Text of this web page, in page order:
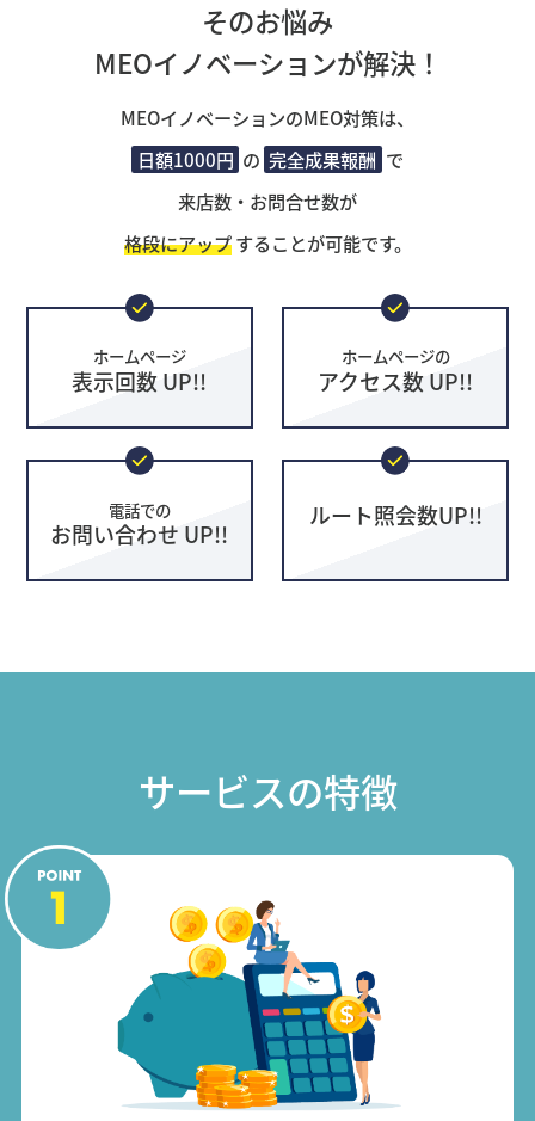
そのお悩み
MEOイノベーションが解決！
MEOイノベーションのMEO対策は、
日額1000円 の 完全成果報酬 で
来店数・お問合せ数が
格段にアップすることが可能です。
ホームページ
表示回数 UP!!
ホームページの
アクセス数 UP!!
電話での
お問い合わせ UP!!
ルート照会数UP!!
サービスの特徴